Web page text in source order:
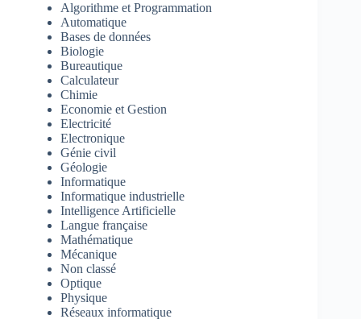
Algorithme et Programmation
Automatique
Bases de données
Biologie
Bureautique
Calculateur
Chimie
Economie et Gestion
Electricité
Electronique
Génie civil
Géologie
Informatique
Informatique industrielle
Intelligence Artificielle
Langue française
Mathématique
Mécanique
Non classé
Optique
Physique
Réseaux informatique